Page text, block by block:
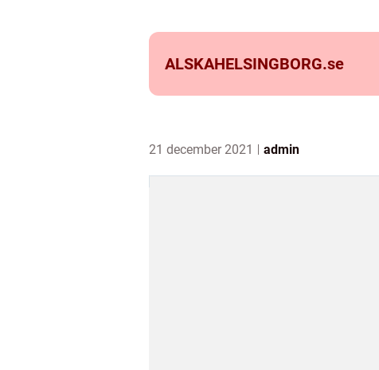
ALSKAHELSINGBORG.se
21 december 2021 admin